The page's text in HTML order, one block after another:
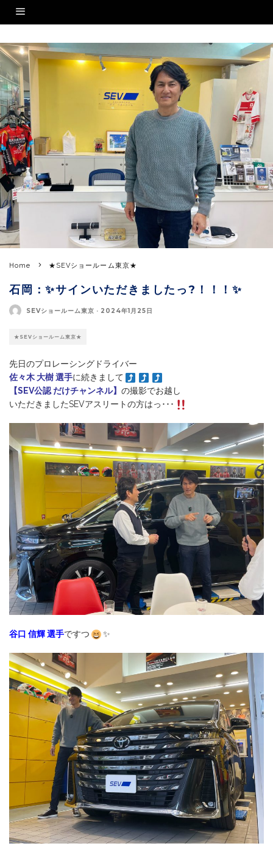
Home ★SEVショールーム東京★
石岡：✨サインいただきましたっ?！！！✨
SEVショールーム東京 · 2024年1月25日
★SEVショールーム東京★
先日のプロレーシングドライバー
佐々木 大樹 選手に続きまして
【SEV公認 だけチャンネル】 の撮影でお越し
いただきましたSEVアスリートの方はっ･･･
谷口 信輝 選手ですつ ✨